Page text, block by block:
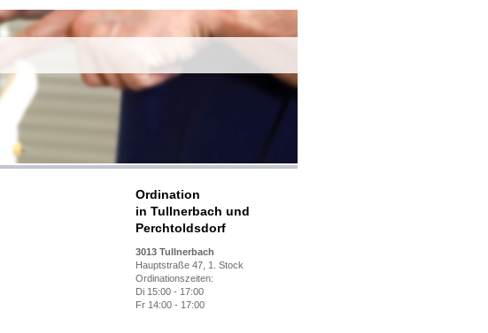
Ordination
in Tullnerbach und
Perchtoldsdorf
3013 Tullnerbach
Hauptstraße 47, 1. Stock
Ordinationszeiten:
Di 15:00 - 17:00
Fr 14:00 - 17:00